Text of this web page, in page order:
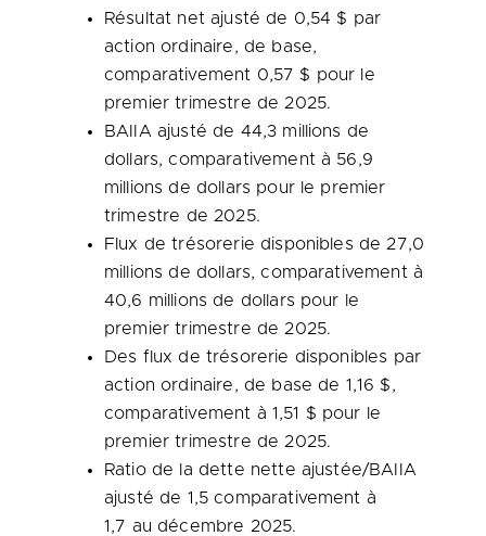
Résultat net ajusté de 0,54 $ par
action ordinaire, de base,
comparativement 0,57 $ pour le
premier trimestre de 2025.
BAIIA ajusté de 44,3 millions de
dollars, comparativement à 56,9
millions de dollars pour le premier
trimestre de 2025.
Flux de trésorerie disponibles de 27,0
millions de dollars, comparativement à
40,6 millions de dollars pour le
premier trimestre de 2025.
Des flux de trésorerie disponibles par
action ordinaire, de base de 1,16 $,
comparativement à 1,51 $ pour le
premier trimestre de 2025.
Ratio de la dette nette ajustée/BAIIA
ajusté de 1,5 comparativement à
1,7 au décembre 2025.